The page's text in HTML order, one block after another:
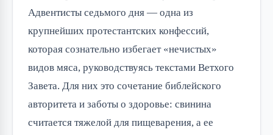
Адвентисты седьмого дня — одна из
крупнейших протестантских конфессий,
которая сознательно избегает «нечистых»
видов мяса, руководствуясь текстами Ветхого
Завета. Для них это сочетание библейского
авторитета и заботы о здоровье: свинина
считается тяжелой для пищеварения, а ее